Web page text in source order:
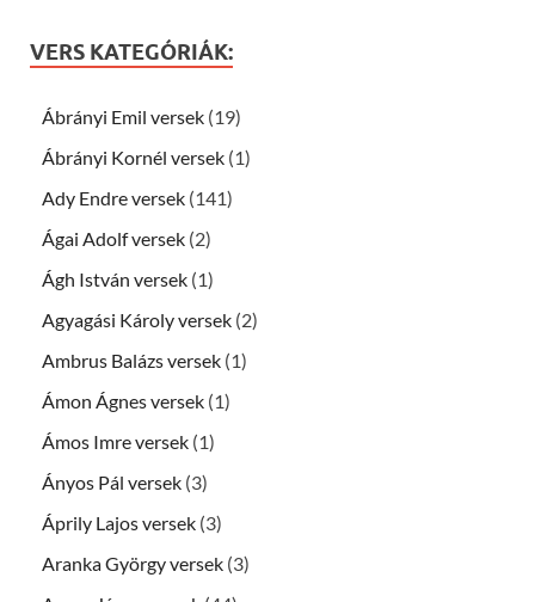
VERS KATEGÓRIÁK:
Ábrányi Emil versek (19)
Ábrányi Kornél versek (1)
Ady Endre versek (141)
Ágai Adolf versek (2)
Ágh István versek (1)
Agyagási Károly versek (2)
Ambrus Balázs versek (1)
Ámon Ágnes versek (1)
Ámos Imre versek (1)
Ányos Pál versek (3)
Áprily Lajos versek (3)
Aranka György versek (3)